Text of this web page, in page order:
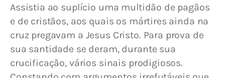
Assistia ao suplício uma multidão de pagãos
e de cristãos, aos quais os mártires ainda na
cruz pregavam a Jesus Cristo. Para prova de
sua santidade se deram, durante sua
crucificação, vários sinais prodigiosos.